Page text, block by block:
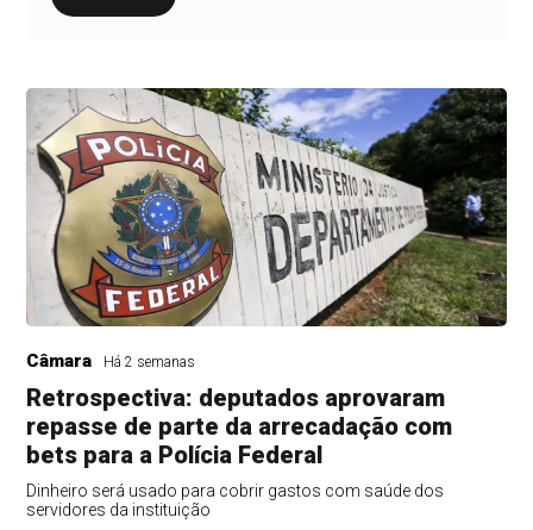
Câmara Há 2 semanas
Retrospectiva: deputados aprovaram
repasse de parte da arrecadação com
bets para a Polícia Federal
Dinheiro será usado para cobrir gastos com saúde dos
servidores da instituição